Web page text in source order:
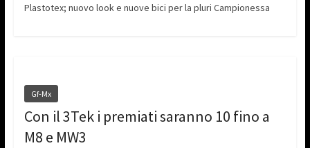
Plastotex; nuovo look e nuove bici per la pluri Campionessa
Gf-Mx
Con il 3Tek i premiati saranno 10 fino a
M8 e MW3